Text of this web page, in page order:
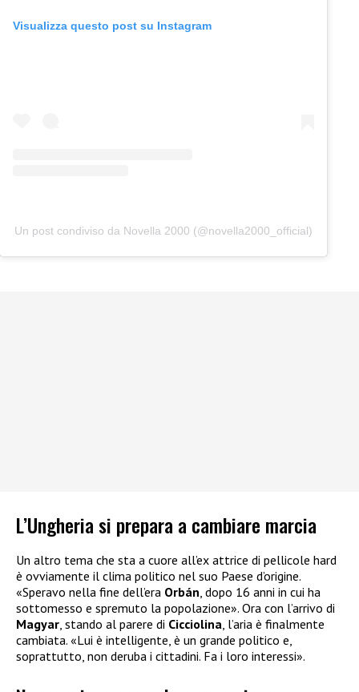
Visualizza questo post su Instagram
Un post condiviso da Novella 2000 (@novella2000_official)
L’Ungheria si prepara a cambiare marcia
Un altro tema che sta a cuore all’ex attrice di pellicole hard
è ovviamente il clima politico nel suo Paese d’origine.
«Speravo nella fine dell’era Orbán , dopo 16 anni in cui ha
sottomesso e spremuto la popolazione». Ora con l’arrivo di
Magyar , stando al parere di Cicciolina , l’aria è finalmente
cambiata. «Lui è intelligente, è un grande politico e,
soprattutto, non deruba i cittadini. Fa i loro interessi».